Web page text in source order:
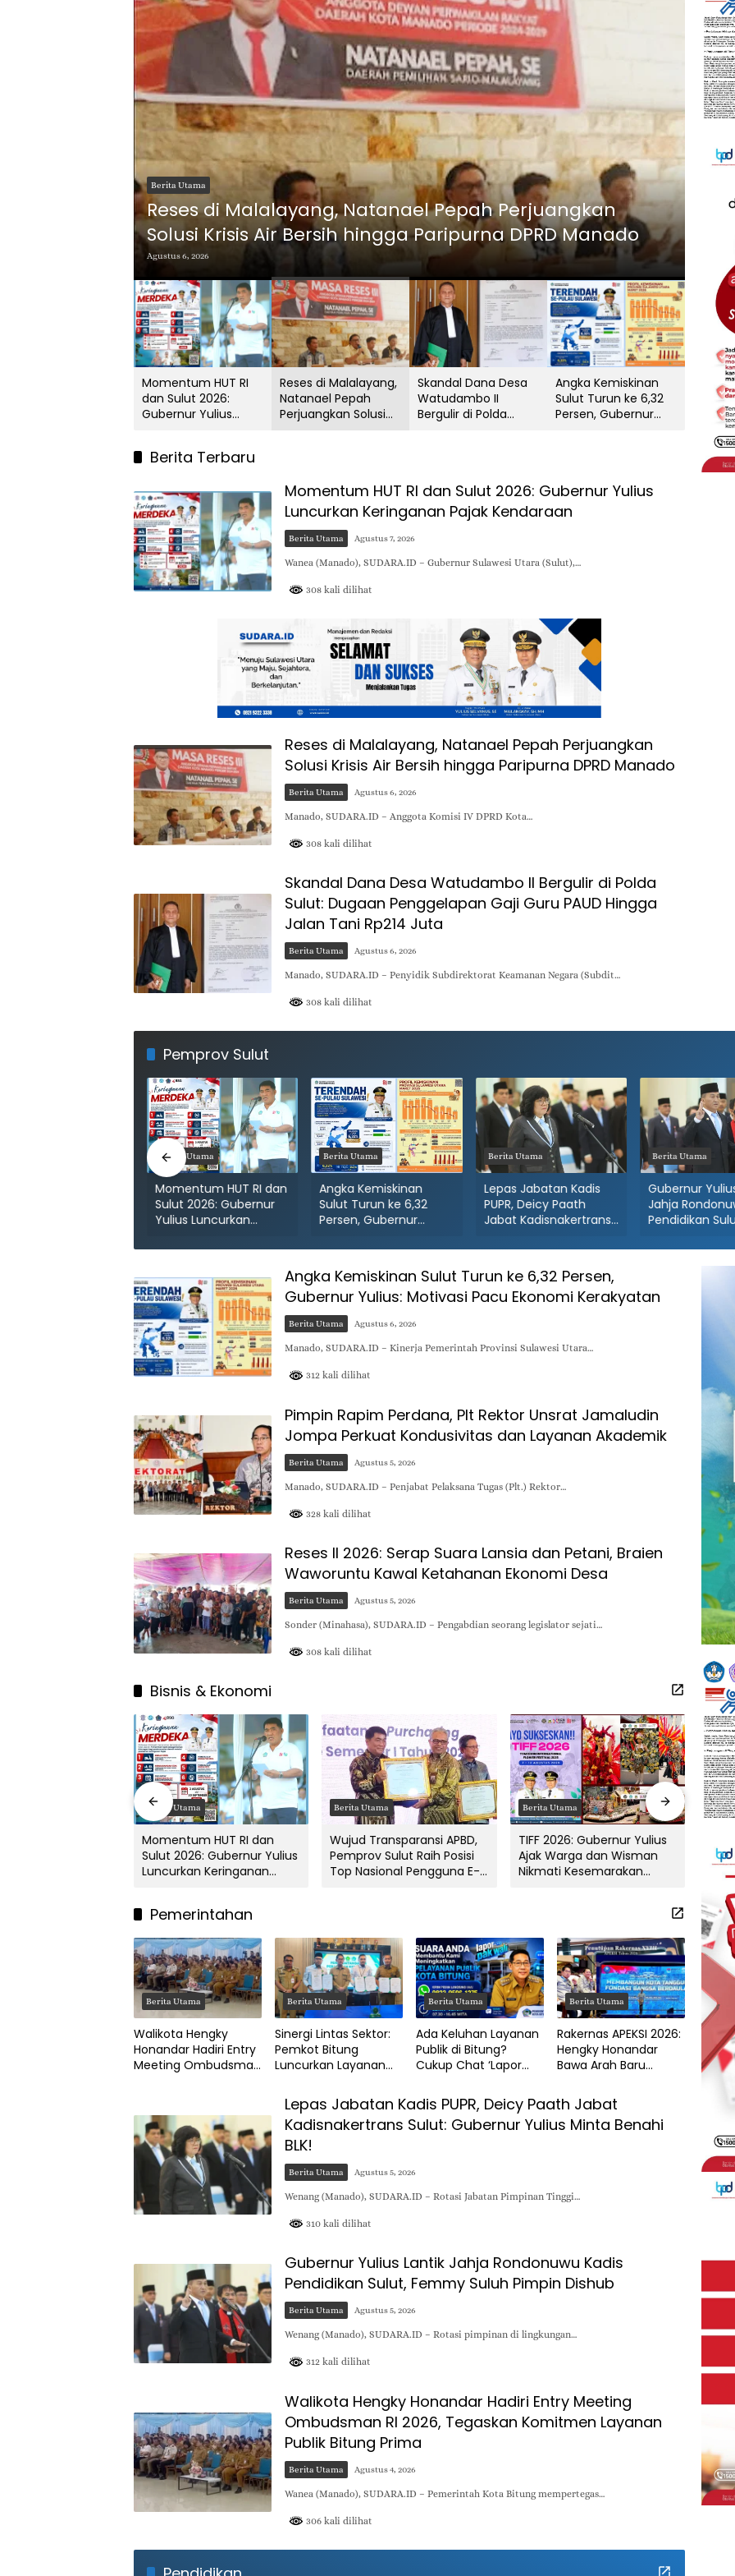
Berita Utama
Reses di Malalayang, Natanael Pepah Perjuangkan
Solusi Krisis Air Bersih hingga Paripurna DPRD Manado
Agustus 6, 2026
Berita
Agustus
Momentum HUT RI
dan Sulut 2026:
Gubernur Yulius
Kendaraan
Reses di Malalayang,
Natanael Pepah
Perjuangkan Solusi
Krisis Air Bersih
Skandal Dana Desa
Watudambo II
Bergulir di Polda
Juta
Angka Kemiskinan
Sulut Turun ke 6,32
Persen, Gubernur
Berita Terbaru
Momentum HUT RI dan Sulut 2026: Gubernur Yulius
Luncurkan Keringanan Pajak Kendaraan
Berita Utama Agustus 7, 2026
Wanea (Manado), SUDARA.ID – Gubernur Sulawesi Utara (Sulut),…
308 kali dilihat
Reses di Malalayang, Natanael Pepah Perjuangkan
Solusi Krisis Air Bersih hingga Paripurna DPRD Manado
Berita Utama Agustus 6, 2026
Manado, SUDARA.ID – Anggota Komisi IV DPRD Kota…
308 kali dilihat
Skandal Dana Desa Watudambo II Bergulir di Polda
Sulut: Dugaan Penggelapan Gaji Guru PAUD Hingga
Jalan Tani Rp214 Juta
Berita Utama Agustus 6, 2026
Manado, SUDARA.ID – Penyidik Subdirektorat Keamanan Negara (Subdit…
308 kali dilihat
SUDARA.ID
Pemprov Sulut
Berita Utama
Momentum HUT RI dan
Sulut 2026: Gubernur
Yulius Luncurkan
Kendaraan
Berita Utama
Angka Kemiskinan
Sulut Turun ke 6,32
Persen, Gubernur
Ekonomi Kerakyatan
Berita Utama
Lepas Jabatan Kadis
PUPR, Deicy Paath
Jabat Kadisnakertrans
Minta Benahi BLK!
Berita Utama
Gubernur
Jahja
Pendidikan
Dishub
Angka Kemiskinan Sulut Turun ke 6,32 Persen,
Gubernur Yulius: Motivasi Pacu Ekonomi Kerakyatan
Berita Utama Agustus 6, 2026
Manado, SUDARA.ID – Kinerja Pemerintah Provinsi Sulawesi Utara…
312 kali dilihat
Pimpin Rapim Perdana, Plt Rektor Unsrat Jamaludin
Jompa Perkuat Kondusivitas dan Layanan Akademik
Berita Utama Agustus 5, 2026
Manado, SUDARA.ID – Penjabat Pelaksana Tugas (Plt.) Rektor…
328 kali dilihat
Reses II 2026: Serap Suara Lansia dan Petani, Braien
Waworuntu Kawal Ketahanan Ekonomi Desa
Berita Utama Agustus 5, 2026
Sonder (Minahasa), SUDARA.ID – Pengabdian seorang legislator sejati…
308 kali dilihat
Bisnis & Ekonomi
Berita Utama
Momentum HUT RI dan
Sulut 2026: Gubernur Yulius
Luncurkan Keringanan
Berita Utama
Wujud Transparansi APBD,
Pemprov Sulut Raih Posisi
Top Nasional Pengguna E-
Berita Utama
TIFF 2026: Gubernur Yulius
Ajak Warga dan Wisman
Nikmati Kesemarakan
Pemerintahan
Berita Utama
Walikota Hengky
Honandar Hadiri Entry
Meeting Ombudsman
Publik Bitung Prima
Berita Utama
Sinergi Lintas Sektor:
Pemkot Bitung
Luncurkan Layanan
Pengesahan Nikah
Terpadu
Berita Utama
Ada Keluhan Layanan
Publik di Bitung?
Cukup Chat ‘Lapor
Nomor WA-nya
Berita Utama
Rakernas APEKSI 2026:
Hengky Honandar
Bawa Arah Baru
Nasional ke Kota
Bitung
Lepas Jabatan Kadis PUPR, Deicy Paath Jabat
Kadisnakertrans Sulut: Gubernur Yulius Minta Benahi
BLK!
Berita Utama Agustus 5, 2026
Wenang (Manado), SUDARA.ID – Rotasi Jabatan Pimpinan Tinggi…
310 kali dilihat
Gubernur Yulius Lantik Jahja Rondonuwu Kadis
Pendidikan Sulut, Femmy Suluh Pimpin Dishub
Berita Utama Agustus 5, 2026
Wenang (Manado), SUDARA.ID – Rotasi pimpinan di lingkungan…
312 kali dilihat
Walikota Hengky Honandar Hadiri Entry Meeting
Ombudsman RI 2026, Tegaskan Komitmen Layanan
Publik Bitung Prima
Berita Utama Agustus 4, 2026
Wanea (Manado), SUDARA.ID – Pemerintah Kota Bitung mempertegas…
306 kali dilihat